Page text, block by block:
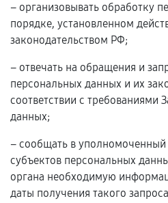
– организовывать обработку
порядке, установленном
законодательством РФ;
– отвечать на обращения и
персональных данных и их
соответствии с требованиями
данных;
– сообщать в уполномоченный
субъектов персональных
органа необходимую
даты получения такого